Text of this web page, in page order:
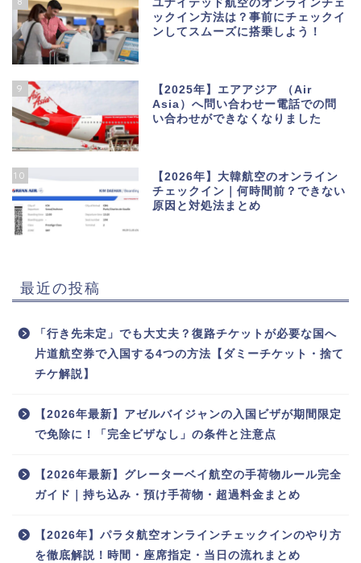
ユナイテッド航空のオンラインチェ
ックイン方法は？事前にチェックイ
ンしてスムーズに搭乗しよう！
9
【2025年】エアアジア （Air
Asia）へ問い合わせー電話での問
い合わせができなくなりました
10
【2026年】大韓航空のオンライン
チェックイン｜何時間前？できない
原因と対処法まとめ
最近の投稿
「行き先未定」でも大丈夫？復路チケットが必要な国へ
片道航空券で入国する4つの方法【ダミーチケット・捨て
チケ解説】
【2026年最新】アゼルバイジャンの入国ビザが期間限定
で免除に！「完全ビザなし」の条件と注意点
【2026年最新】グレーターベイ航空の手荷物ルール完全
ガイド｜持ち込み・預け手荷物・超過料金まとめ
【2026年】パラタ航空オンラインチェックインのやり方
を徹底解説！時間・座席指定・当日の流れまとめ